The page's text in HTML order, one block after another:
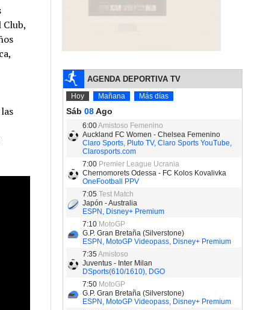
Club,